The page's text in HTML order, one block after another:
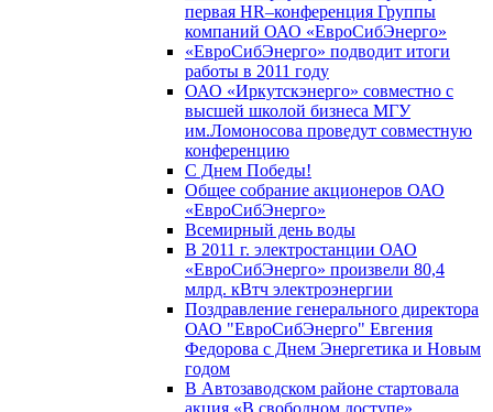
первая HR–конференция Группы
компаний ОАО «ЕвроСибЭнерго»
«ЕвроСибЭнерго» подводит итоги
работы в 2011 году
ОАО «Иркутскэнерго» совместно с
высшей школой бизнеса МГУ
им.Ломоносова проведут совместную
конференцию
С Днем Победы!
Общее собрание акционеров ОАО
«ЕвроСибЭнерго»
Всемирный день воды
В 2011 г. электростанции ОАО
«ЕвроСибЭнерго» произвели 80,4
млрд. кВтч электроэнергии
Поздравление генерального директора
ОАО "ЕвроСибЭнерго" Евгения
Федорова с Днем Энергетика и Новым
годом
В Автозаводском районе стартовала